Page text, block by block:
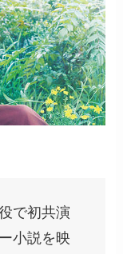
で初共演
小説を映